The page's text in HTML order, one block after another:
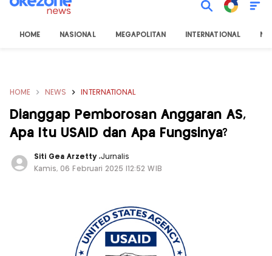
HOME NASIONAL MEGAPOLITAN INTERNATIONAL
HOME NEWS INTERNATIONAL
Dianggap Pemborosan Anggaran AS,
Apa Itu USAID dan Apa Fungsinya?
Siti Gea Arzetty ,Jurnalis
Kamis, 06 Februari 2025 |12:52 WIB